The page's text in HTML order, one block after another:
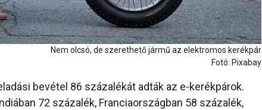
Nem olcsó, de szerethető jármű az elektromos kerékpár
Fotó: Pixabay
bevétel 86 százalékát adták az e-kerékpárok.
72 százalék, Franciaországban 58 százalék,